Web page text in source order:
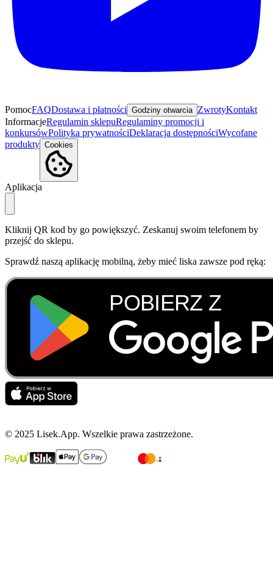
PomocFAQDostawa i płatności Godziny otwarcia ZwrotyKontakt
InformacjeRegulamin sklepuRegulaminy promocji i
konkursówPolityka prywatnościDeklaracja dostępnościWycofane
produkty Cookies
Aplikacja
Kliknij QR kod by go powiększyć. Zeskanuj swoim telefonem by
przejść do sklepu.
Sprawdź naszą aplikację mobilną, żeby mieć liska zawsze pod ręką:
© 2025 Lisek.App. Wszelkie prawa zastrzeżone.